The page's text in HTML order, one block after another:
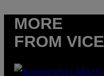
MORE
FROM VICE